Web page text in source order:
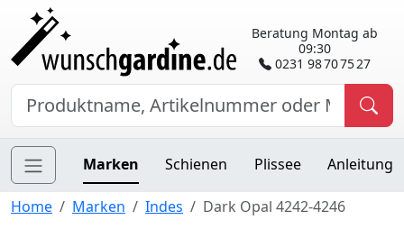
Beratung Montag ab
09:30
0231 98 70 75 27
Marken Schienen Plissee Anleitung
Home Marken Indes Dark Opal 4242-4246